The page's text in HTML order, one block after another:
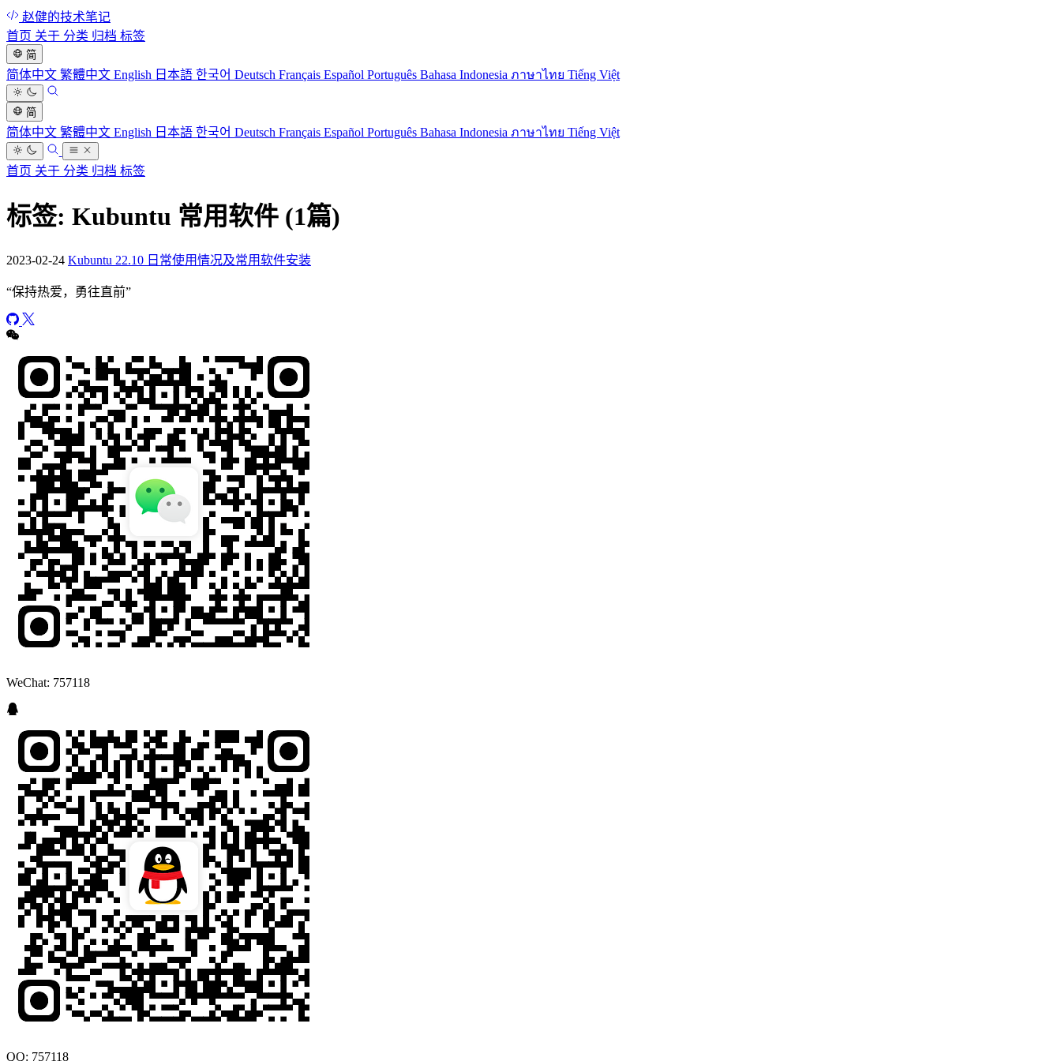
赵健的技术笔记
首页 关于 分类 归档 标签
简
简体中文 繁體中文 English 日本語 한국어 Deutsch Français Español Português Bahasa Indonesia ภาษาไทย Tiếng Việt
简
简体中文 繁體中文 English 日本語 한국어 Deutsch Français Español Português Bahasa Indonesia ภาษาไทย Tiếng Việt
首页 关于 分类 归档 标签
标签: Kubuntu 常用软件 (1篇)
2023-02-24 Kubuntu 22.10 日常使用情况及常用软件安装
“保持热爱，勇往直前”
WeChat: 757118
QQ: 757118